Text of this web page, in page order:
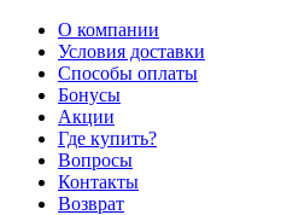
О компании
Условия доставки
Способы оплаты
Бонусы
Акции
Где купить?
Вопросы
Контакты
Возврат